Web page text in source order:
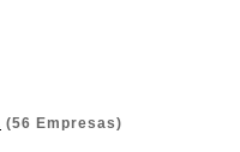
(56 Empresas)